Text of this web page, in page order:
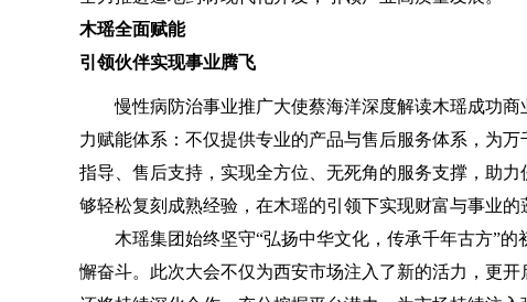
木瑶全面赋能
引领伙伴实现事业腾飞
慢性病防治事业推广大使蔡海洋深度解读木瑶成功商
力赋能体系：不仅提供专业的产品与售后服务体系，为
指导、售后支持，实现全方位、无死角的服务支撑，助
够轻松复刻成熟经验，在木瑶的引领下实现财富与事业的
木瑶集团始终坚守“弘扬中华文化，传承千年古方”的
懈奋斗。此次大会不仅为西安市场注入了新的活力，更